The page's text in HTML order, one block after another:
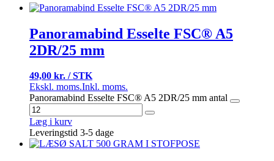
Panoramabind Esselte FSC® A5
2DR/25 mm
49,00 kr. / STK
Ekskl. moms.Inkl. moms.
Panoramabind Esselte FSC® A5 2DR/25 mm antal
Læg i kurv
Leveringstid 3-5 dage